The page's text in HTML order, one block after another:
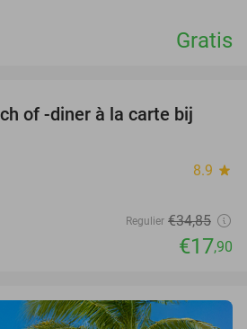
Gratis
49%
of -diner à la carte bij
8.9 star
Regulier €34,85
€17,90